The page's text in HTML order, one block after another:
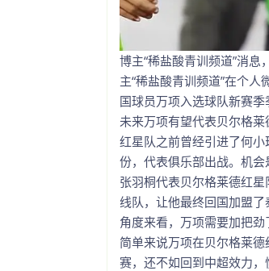
博主“稀盐酸青训频道”消
主“稀盐酸青训频道”在个
国球员万项入选球队新赛季
未来万项有望代表贝尔格
红星队之前曾经引进了何
份，代表俱乐部出战。机会
张羽桐代表贝尔格莱德红
线队，让他最终回国加盟
角度来看，万项需要加把劲
简单来说万项在贝尔格莱
赛，还不如回到中超效力